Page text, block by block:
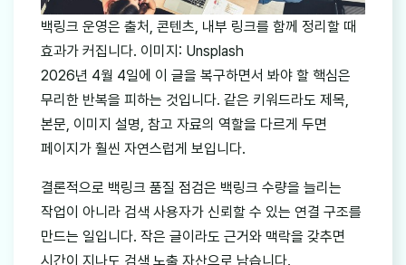
백링크 운영은 출처, 콘텐츠, 내부 링크를 함께 정리할 때
효과가 커집니다. 이미지: Unsplash
2026년 4월 4일에 이 글을 복구하면서 봐야 할 핵심은
무리한 반복을 피하는 것입니다. 같은 키워드라도 제목,
본문, 이미지 설명, 참고 자료의 역할을 다르게 두면
페이지가 훨씬 자연스럽게 보입니다.
결론적으로 백링크 품질 점검은 백링크 수량을 늘리는
작업이 아니라 검색 사용자가 신뢰할 수 있는 연결 구조를
만드는 일입니다. 작은 글이라도 근거와 맥락을 갖추면
시간이 지나도 검색 노출 자산으로 남습니다.